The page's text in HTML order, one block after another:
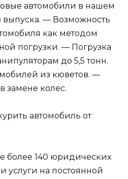
автомобили в нашем
выпуска. — Возможность
как методом
погрузки. — Погрузка
до 5,5 тонн.
из кюветов. —
замене колес.
автомобиль от
более 140 юридических
услуги на постоянной